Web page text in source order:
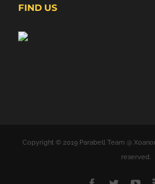
FIND US
Copyright © 2019 Parabell Team @
reserved.